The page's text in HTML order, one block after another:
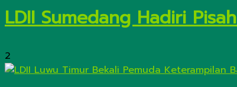
LDII Sumedang Hadiri
2